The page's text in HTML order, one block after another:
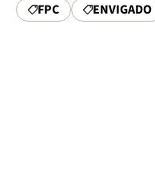
FPC ENVIGADO